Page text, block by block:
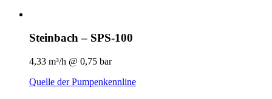
Steinbach – SPS-100
4,33 m³/h @ 0,75 bar
Quelle der Pumpenkennline